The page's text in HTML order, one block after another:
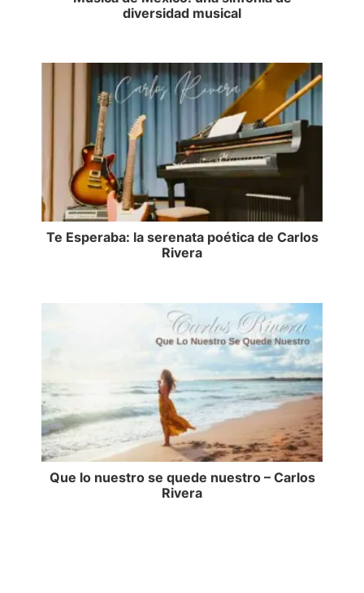
diversidad musical
Te Esperaba: la serenata poética de Carlos
Rivera
Que lo nuestro se quede nuestro – Carlos
Rivera